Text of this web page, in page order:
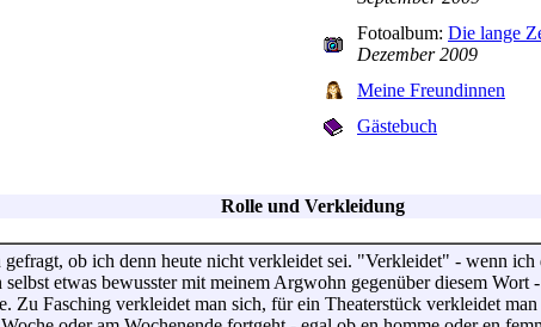
Fotoalbum: Die lange
Dezember 2009
Meine Freundinnen
Gästebuch
Rolle und Verkleidung
ob ich denn heute nicht verkleidet sei. "Verkleidet" - wenn
etwas bewusster mit meinem Argwohn gegenüber diesem
Zu Fasching verkleidet man sich, für ein Theaterstück verkleidet